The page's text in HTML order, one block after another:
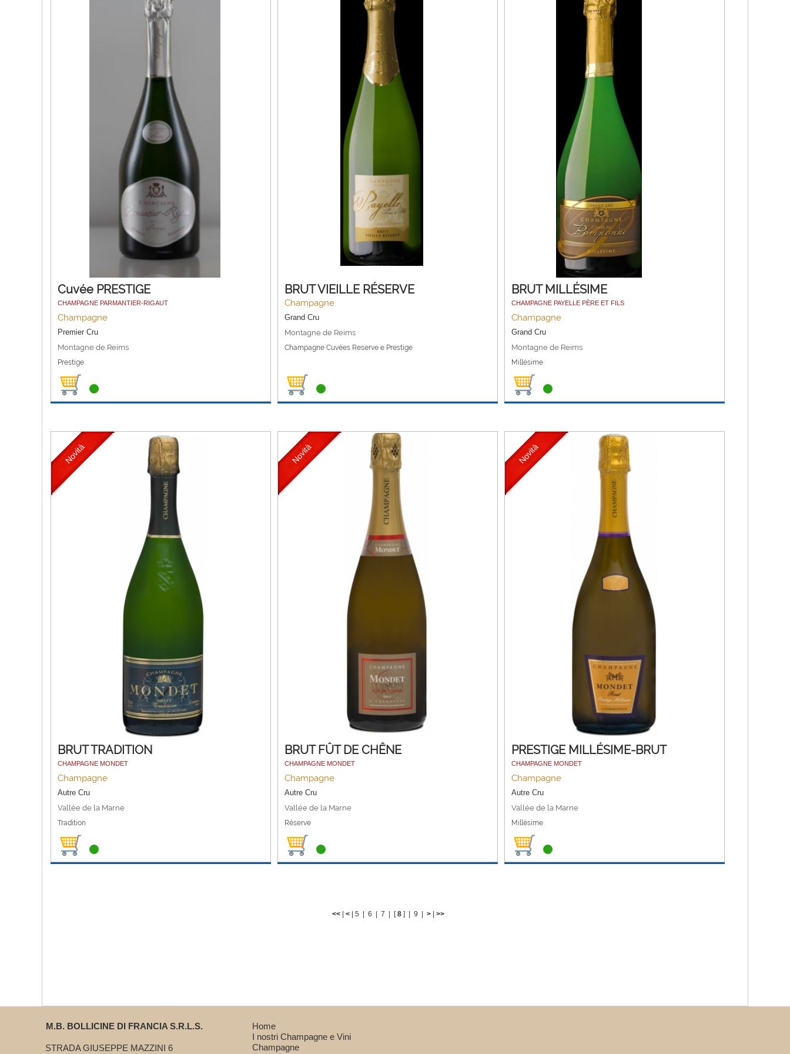
Cuvée PRESTIGE
CHAMPAGNE PARMANTIER-RIGAUT
Champagne
Premier Cru
Montagne de Reims
Prestige
BRUT VIEILLE RÉSERVE
Champagne
Grand Cru
Montagne de Reims
Champagne Cuvées Reserve e Prestige
BRUT MILLÉSIME
CHAMPAGNE PAYELLE PÈRE ET FILS
Champagne
Grand Cru
Montagne de Reims
Millésime
BRUT TRADITION
CHAMPAGNE MONDET
Champagne
Autre Cru
Vallée de la Marne
Tradition
Novità
BRUT FÛT DE CHÊNE
CHAMPAGNE MONDET
Champagne
Autre Cru
Vallée de la Marne
Réserve
Novità
PRESTIGE MILLÉSIME-BRUT
CHAMPAGNE MONDET
Champagne
Autre Cru
Vallée de la Marne
Millésime
Novità
<< < 5 6 7 | [8 ] | 9 > >>
M.B. BOLLICINE DI FRANCIA S.R.L.S.
STRADA GIUSEPPE MAZZINI 6
Home
I nostri Champagne e Vini
Champagne